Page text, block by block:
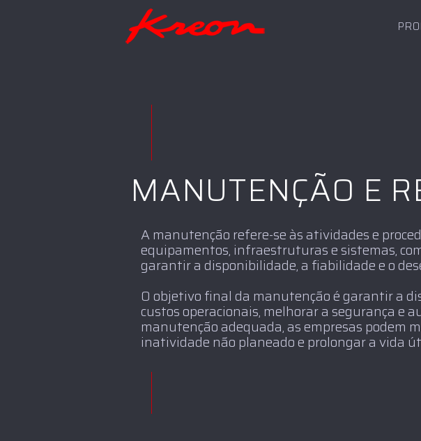
MANUTENÇÃO E
A manutenção refere-se às atividades e
equipamentos, infraestruturas e sistemas,
garantir a disponibilidade, a fiabilidade e o
O objetivo final da manutenção é garantir a
custos operacionais, melhorar a segurança e
manutenção adequada, as empresas podem
inatividade não planeado e prolongar a vida